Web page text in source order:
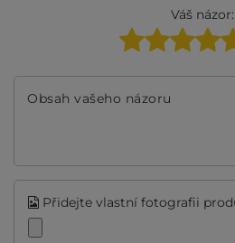
Váš názor:
Obsah vašeho názoru
Přidejte vlastní fotografii